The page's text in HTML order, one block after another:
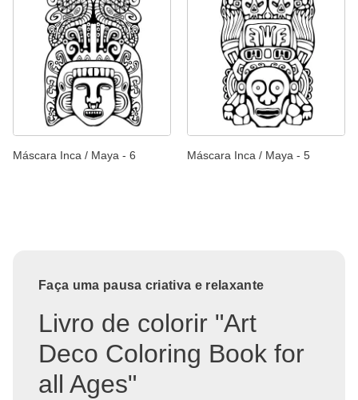
Máscara Inca / Maya - 6 Máscara Inca / Maya - 5
Faça uma pausa criativa e relaxante
Livro de colorir "Art
Deco Coloring Book for
all Ages"